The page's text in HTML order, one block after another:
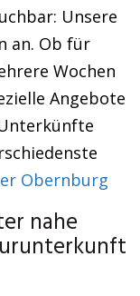
Unsere
an. Ob für
Wochen
Angebote
Obernburg
nahe